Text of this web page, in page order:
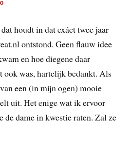
houdt in dat exáct twee jaar
ontstond. Geen flauw idee
en hoe diegene daar
ook was, hartelijk bedankt. Als
een (in mijn ogen) mooie
uit. Het enige wat ik ervoor
de dame in kwestie raten. Zal ze